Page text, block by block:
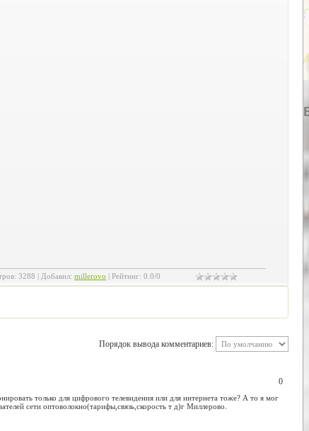
: 3288 Добавил: millerovo Рейтинг: 0.0/0
Порядок вывода комментариев:
0
только для цифрового телевидения или для интернета тоже? А то я мог
сети оптоволокно(тарифы,связь,скорость т д)г Миллерово.